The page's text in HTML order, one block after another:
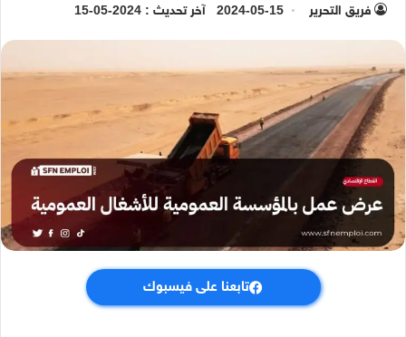
فريق التحرير 2024-05-15 آخر تحديث : 2024-05-15
تابعنا على فيسبوك